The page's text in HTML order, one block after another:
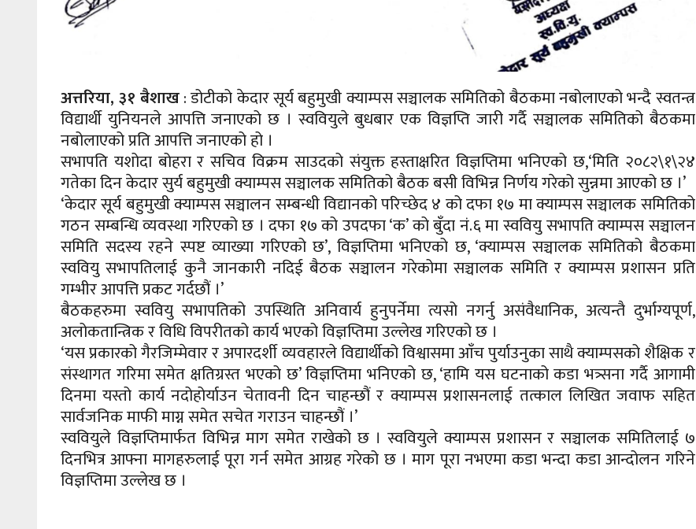
अत्तरिया, ३१ बैशाख: डोटीको केदार सूर्य बहुमुखी क्याम्पस सञ्चालक समितिको बैठकमा नबोलाएको भन्दै स्वतन्त्र
विद्यार्थी युनियनले आपत्ति जनाएको छ । स्ववियुले बुधबार एक विज्ञप्ति जारी गर्दै सञ्चालक समितिको बैठकमा
नबोलाएको प्रति आपत्ति जनाएको हो ।
सभापति यशोदा बोहरा र सचिव विक्रम साउदको संयुक्त हस्ताक्षरित विज्ञप्तिमा भनिएको छ,‘मिति २०८२\१\२४
गतेका दिन केदार सुर्य बहुमुखी क्याम्पस सञ्चालक समितिको बैठक बसी विभिन्न निर्णय गरेको सुन्नमा आएको छ ।’
‘केदार सूर्य बहुमुखी क्याम्पस सञ्चालन सम्बन्धी विद्यानको परिच्छेद ४ को दफा १७ मा क्याम्पस सञ्चालक समितिको
गठन सम्बन्धि व्यवस्था गरिएको छ । दफा १७ को उपदफा ‘क’ को बुँदा नं.६ मा स्ववियु सभापति क्याम्पस सञ्चालन
समिति सदस्य रहने स्पष्ट व्याख्या गरिएको छ’, विज्ञप्तिमा भनिएको छ, ‘क्याम्पस सञ्चालक समितिको बैठकमा
स्ववियु सभापतिलाई कुनै जानकारी नदिई बैठक सञ्चालन गरेकोमा सञ्चालक समिति र क्याम्पस प्रशासन प्रति
गम्भीर आपत्ति प्रकट गर्दछौं ।’
बैठकहरुमा स्ववियु सभापतिको उपस्थिति अनिवार्य हुनुपर्नेमा त्यसो नगर्नु असंवैधानिक, अत्यन्तै दुर्भाग्यपूर्ण,
अलोकतान्त्रिक र विधि विपरीतको कार्य भएको विज्ञप्तिमा उल्लेख गरिएको छ ।
‘यस प्रकारको गैरजिम्मेवार र अपारदर्शी व्यवहारले विद्यार्थीको विश्वासमा आँच पुर्याउनुका साथै क्याम्पसको शैक्षिक र
संस्थागत गरिमा समेत क्षतिग्रस्त भएको छ’ विज्ञप्तिमा भनिएको छ, ‘हामि यस घटनाको कडा भत्र्सना गर्दै आगामी
दिनमा यस्तो कार्य नदोहोर्याउन चेतावनी दिन चाहन्छौं र क्याम्पस प्रशासनलाई तत्काल लिखित जवाफ सहित
सार्वजनिक माफी माग्न समेत सचेत गराउन चाहन्छौं ।’
स्ववियुले विज्ञप्तिमार्फत विभिन्न माग समेत राखेको छ । स्ववियुले क्याम्पस प्रशासन र सञ्चालक समितिलाई ७
दिनभित्र आफ्ना मागहरुलाई पूरा गर्न समेत आग्रह गरेको छ । माग पूरा नभएमा कडा भन्दा कडा आन्दोलन गरिने
विज्ञप्तिमा उल्लेख छ ।